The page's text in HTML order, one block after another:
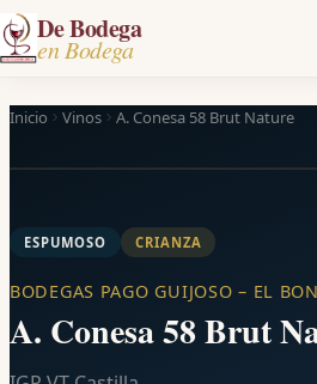
De Bodega
en Bodega
Inicio Vinos A. Conesa 58 Brut Nature
ESPUMOSO CRIANZA
BODEGAS PAGO GUIJOSO – EL
A. Conesa 58 Brut